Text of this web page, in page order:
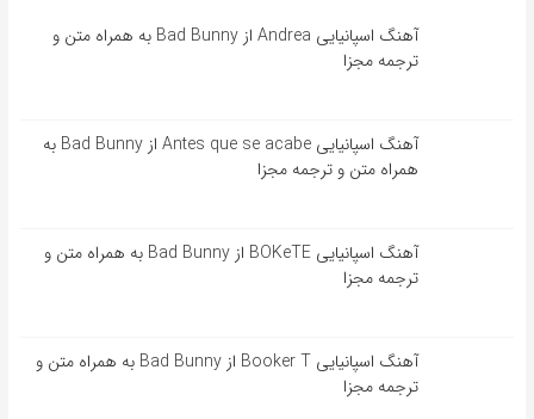
آهنگ اسپانیایی Andrea از Bad Bunny به همراه متن و
ترجمه مجزا
آهنگ اسپانیایی Antes que se acabe از Bad Bunny به
همراه متن و ترجمه مجزا
آهنگ اسپانیایی BOKeTE از Bad Bunny به همراه متن و
ترجمه مجزا
آهنگ اسپانیایی Booker T از Bad Bunny به همراه متن و
ترجمه مجزا